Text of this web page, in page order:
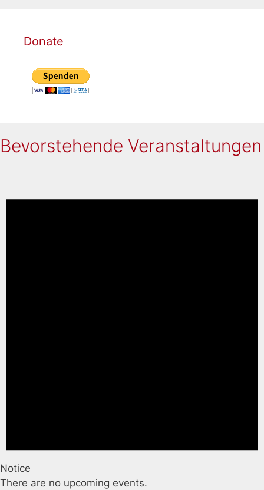
Donate
Bevorstehende Veranstaltungen
Notice
There are no upcoming events.